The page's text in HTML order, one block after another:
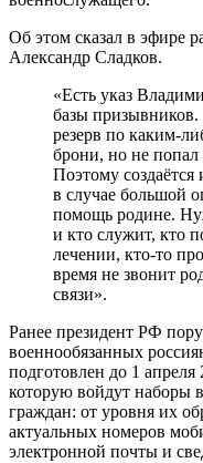
Об этом сказал в эфире
Александр Сладков.
«Есть указ
базы
резерв по каким-
брони, но не
Поэтому
в случае большой
помощь родине.
и кто служит, кто
лечении, кто-то
время не звонит
связи».
Ранее президент РФ
военнообязанных
подготовлен до 1 апреля
которую войдут наборы
граждан: от уровня их
актуальных номеров
электронной почты и